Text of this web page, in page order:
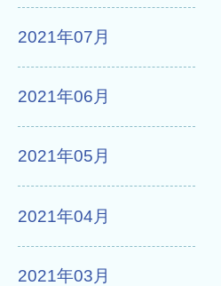
2021年07月
2021年06月
2021年05月
2021年04月
2021年03月